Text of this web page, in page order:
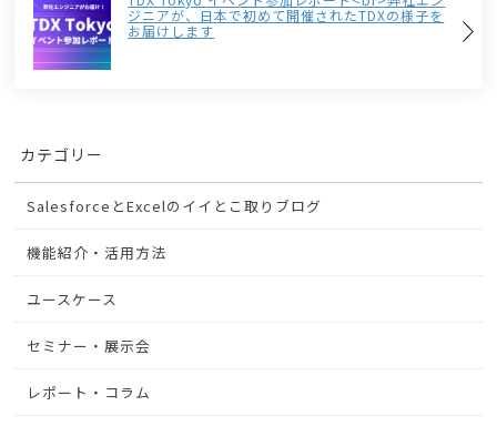
ジニアが、日本で初めて開催されたTDXの様子を
お届けします
カテゴリー
SalesforceとExcelのイイとこ取りブログ
機能紹介・活用方法
ユースケース
セミナー・展示会
レポート・コラム